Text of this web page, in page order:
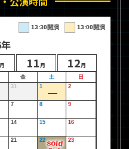
13:30開演 13:00開演
月 11月 12月
金 土
日
31 1 2
7 8 9
14 15 16
21 22 23